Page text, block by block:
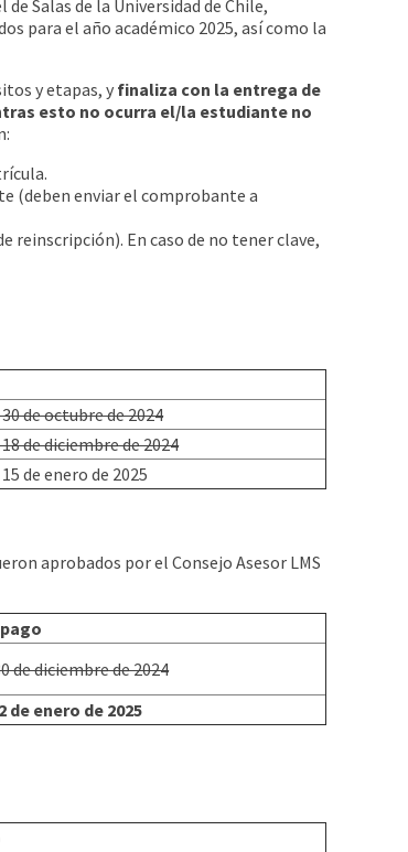
Salas de la Universidad de Chile,
para el año académico 2025, así como la
y etapas, y finaliza con la entrega de
esto no ocurra el/la estudiante no
(deben enviar el comprobante a
reinscripción). En caso de no tener clave,
de octubre de 2024
de diciembre de 2024
de enero de 2025
aprobados por el Consejo Asesor LMS
de diciembre de 2024
de enero de 2025